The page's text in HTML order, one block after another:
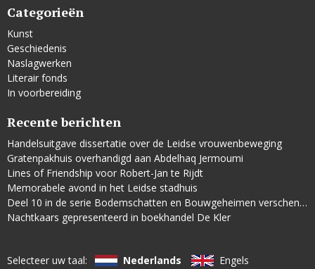
Categorieën
Kunst
Geschiedenis
Naslagwerken
Literair fonds
In voorbereiding
Recente berichten
Handelsuitgave dissertatie over de Leidse vrouwenbeweging
Gratenpakhuis overhandigd aan Abdelhaq Jermoumi
Lines of Friendship voor Robert-Jan te Rijdt
Memorabele avond in het Leidse stadhuis
Deel 10 in de serie Bodemschatten en Bouwgeheimen verschenen
Nachtkaars gepresenteerd in boekhandel De Kler
Selecteer uw taal: Nederlands Engels